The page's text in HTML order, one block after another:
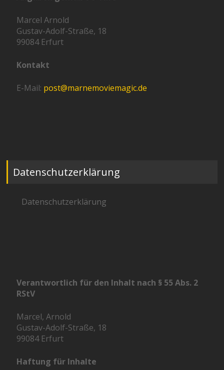
Marcel Arnold
Gustav-Adolf-Straße, 18
99084 Erfurt
Kontakt
E-Mail: post@marnemoviemagic.de
Datenschutzerklärung
Datenschutzerklärung
Verantwortlich für den Inhalt nach § 55 Abs. 2
RStV
Marcel, Arnold
Gustav-Adolf-Straße, 18
99084 Erfurt
Haftung für Inhalte